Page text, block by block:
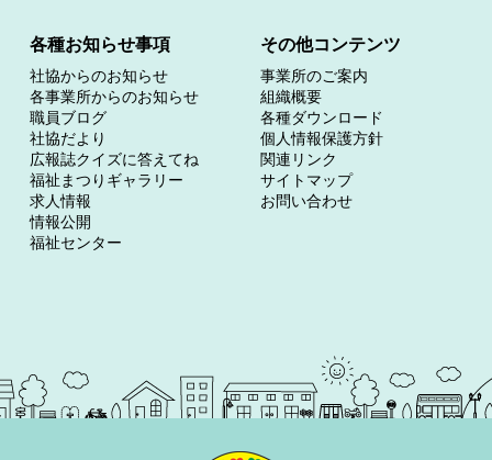
各種お知らせ事項
社協からのお知らせ
各事業所からのお知らせ
職員ブログ
社協だより
広報誌クイズに答えてね
福祉まつりギャラリー
求人情報
情報公開
福祉センター
その他コンテンツ
事業所のご案内
組織概要
各種ダウンロード
個人情報保護方針
関連リンク
サイトマップ
お問い合わせ